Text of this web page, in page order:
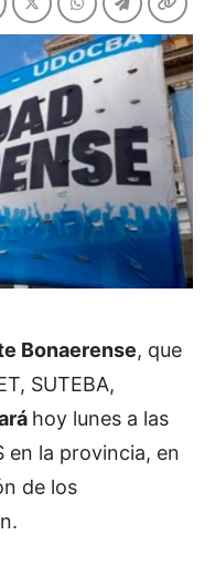
Bonaerense, que
SUTEBA,
hoy lunes a las
en la provincia, en
de los